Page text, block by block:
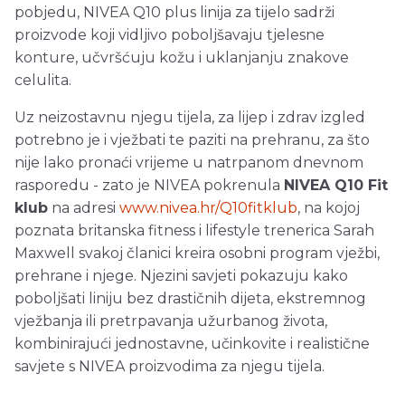
pobjedu, NIVEA Q10 plus linija za tijelo sadrži
proizvode koji vidljivo poboljšavaju tjelesne
konture, učvršćuju kožu i uklanjanju znakove
celulita.
Uz neizostavnu njegu tijela, za lijep i zdrav izgled
potrebno je i vježbati te paziti na prehranu, za što
nije lako pronaći vrijeme u natrpanom dnevnom
rasporedu - zato je NIVEA pokrenula NIVEA Q10 Fit
klub na adresi www.nivea.hr/Q10fitklub, na kojoj
poznata britanska fitness i lifestyle trenerica Sarah
Maxwell svakoj članici kreira osobni program vježbi,
prehrane i njege. Njezini savjeti pokazuju kako
poboljšati liniju bez drastičnih dijeta, ekstremnog
vježbanja ili pretrpavanja užurbanog života,
kombinirajući jednostavne, učinkovite i realistične
savjete s NIVEA proizvodima za njegu tijela.